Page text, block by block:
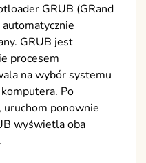
GRUB (GRand
GRUB jest
procesem
na wybór systemu
Po
uruchom ponownie
wyświetla oba